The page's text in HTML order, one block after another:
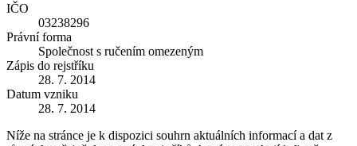
IČO
03238296
Právní forma
Společnost s ručením omezeným
Zápis do rejstříku
28. 7. 2014
Datum vzniku
28. 7. 2014
Níže na stránce je k dispozici souhrn aktuálních informací a dat z